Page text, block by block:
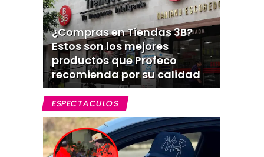
¿Compras en Tiendas 3B?
Estos son los mejores
productos que Profeco
recomienda por su calidad
ESPECTACULOS